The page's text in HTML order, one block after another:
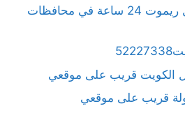
برمجة رسيفر و توصيل ريموت 24 ساعة في محافظات
الكويت قريب على موقعي
قريب على موقعي